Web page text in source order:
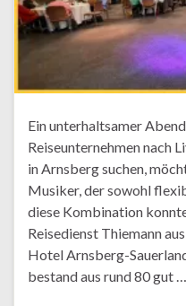
Ein unterhaltsamer
Reiseunternehmen nach
in Arnsberg suchen,
Musiker, der sowohl
diese Kombination
Reisedienst Thiemann
Hotel Arnsberg-
bestand aus rund 80 gut …